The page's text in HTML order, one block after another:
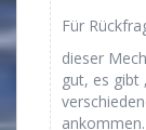
Für
dieser
gut, es gibt